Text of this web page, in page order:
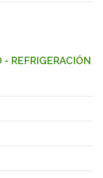
REFRIGERACIÓN